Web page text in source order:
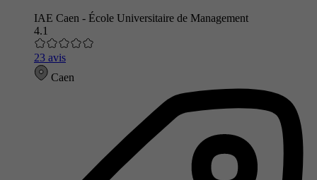
IAE Caen - École Universitaire de Management
4.1
23 avis
Caen